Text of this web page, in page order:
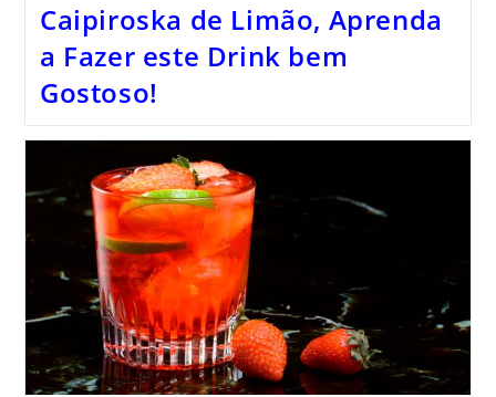
Caipiroska de Limão, Aprenda
a Fazer este Drink bem
Gostoso!